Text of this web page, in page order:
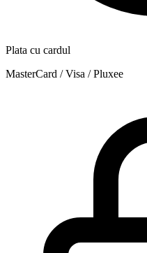
Plata cu cardul
MasterCard / Visa / Pluxee